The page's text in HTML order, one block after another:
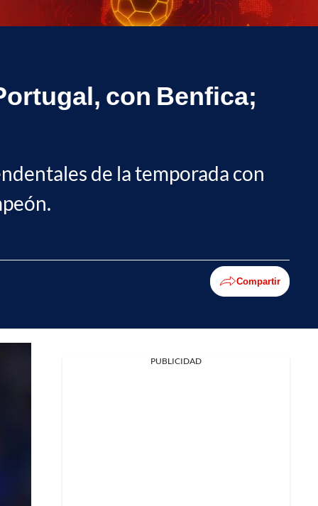
con Benfica;
de la temporada con
Compartir
PUBLICIDAD